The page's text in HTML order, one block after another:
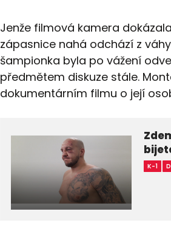
Jenže filmová kamera
zápasnice nahá odchází z
šampionka byla po vážení
předmětem diskuze stále.
dokumentárním filmu o její
K-1